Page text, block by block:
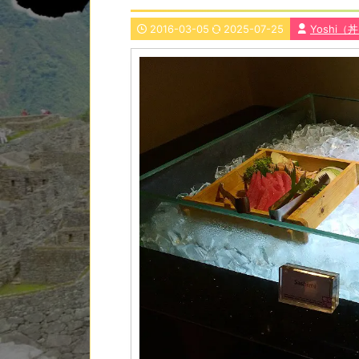
2016-03-05 2025-07-25 Yoshi（